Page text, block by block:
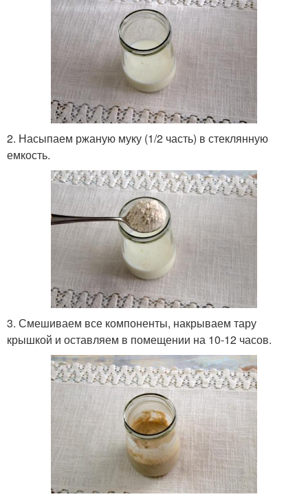
2. Насыпаем ржаную муку (1/2 часть) в стеклянную
емкость.
3. Смешиваем все компоненты, накрываем тару
крышкой и оставляем в помещении на 10-12 часов.